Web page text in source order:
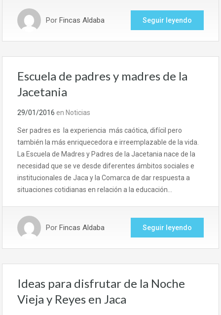
Por Fincas Aldaba Seguir leyendo
Escuela de padres y madres de la
Jacetania
29/01/2016 en Noticias
Ser padres es la experiencia más caótica, difícil pero
también la más enriquecedora e irreemplazable de la vida.
La Escuela de Madres y Padres de la Jacetania nace de la
necesidad que se ve desde diferentes ámbitos sociales e
institucionales de Jaca y la Comarca de dar respuesta a
situaciones cotidianas en relación a la educación…
Por Fincas Aldaba Seguir leyendo
Ideas para disfrutar de la Noche
Vieja y Reyes en Jaca